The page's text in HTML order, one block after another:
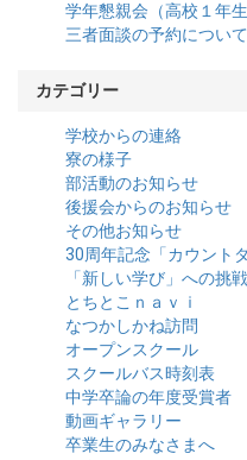
学年懇親会（高校１年
三者面談の予約について
カテゴリー
学校からの連絡
寮の様子
部活動のお知らせ
後援会からのお知らせ
その他お知らせ
30周年記念「カウント
「新しい学び」への挑戦
とちとこｎａｖｉ
なつかしかね訪問
オープンスクール
スクールバス時刻表
中学卒論の年度受賞者
動画ギャラリー
卒業生のみなさまへ